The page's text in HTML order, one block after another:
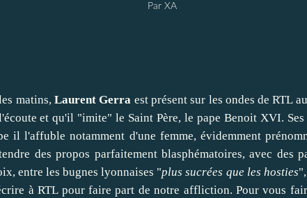
Par XA
matins, Laurent Gerra est présent sur les ondes deRTL
et qu'il "imite" le Saint Père, le pape Benoit XVI.
il l'affuble notamment d'une femme, évidemment
des propos parfaitement blasphématoires, avec des
entre les bugnes lyonnaises "plus sucrées que les hosties
à RTL pour faire part de notre affliction. Pour vous